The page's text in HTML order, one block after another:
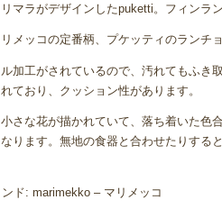
マラがデザインしたpuketti。フィンラ
メッコの定番柄、プケッティのランチ
加工がされているので、汚れてもふき
ており、クッション性があります。
さな花が描かれていて、落ち着いた色
ります。無地の食器と合わせたりする
ンド: marimekko – マリメッコ